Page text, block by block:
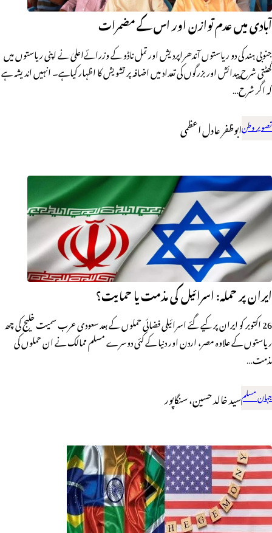
آبادی میں عدم توازن اور اس کے مضمرات
جنوبی ہند کی دو ریاستوں آندھراپردیش اور تمل ناڈو کے وزرائےاعلیٰ نے اپنی ریاستوں میں
گھٹتی شرح پیدائش اور بزرگوں کی تعداد میں اضافہ پر تشویش کا اظہار کیاہے۔ انہیں اندیشہ ہے
کہ اگر شرح…
تصویر وطنابوظفر عادل اعظمی
ایران پر حملہ: اسرائیل کی مذمت یا حمایت؟
26 اکتوبر کو ایران پر کیے گئے اسرائیلی فضائی حملوں کے بعد سعودی عرب سمیت خلیج کی چھ
ریاستوں کے علاوہ مصر، اردن اور دنیا کے کئی دوسرے مسلم ممالک نے ان حملوں کی
مذمت…
جہان مسلمسید خالد حسین، سنگاپور